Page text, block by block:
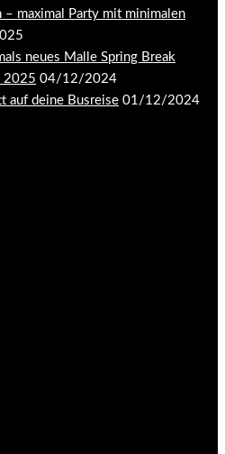
– maximal Party mit minimalen
neues Malle Spring Break
2025 04/12/2024
auf deine Busreise 01/12/2024